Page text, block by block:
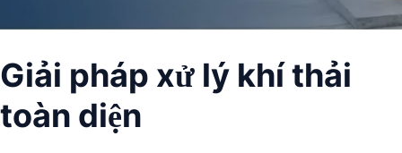
Giải pháp xử lý khí thải
toàn diện